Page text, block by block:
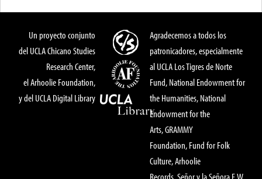
Un proyecto conjunto
del UCLA Chicano Studies
Research Center,
el Arhoolie Foundation,
y del UCLA Digital Library
Agradecemos a todos los
patronicadores, especialmente
al UCLA Los Tigres de Norte
Fund, National Endowment for
the Humanities, National
Endowment for the
Arts, GRAMMY
Foundation, Fund for Folk
Culture, Arhoolie
Records, Señor y la Señora E.W.